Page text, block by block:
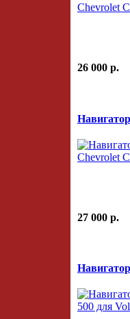
26 000 p.
27 000 p.